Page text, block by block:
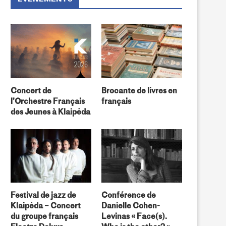
Concert de
l’Orchestre Français
des Jeunes à Klaipėda
Brocante de livres en
français
Festival de jazz de
Klaipėda – Concert
du groupe français
Conférence de
Danielle Cohen-
Levinas « Face(s).